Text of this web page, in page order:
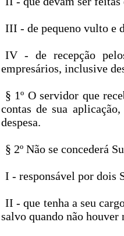
III - de pequeno vulto e
IV - de recepção
empresários, inclusive
§ 1º O servidor que
contas de sua
despesa.
§ 2º Não se concederá
I - responsável por dois
II - que tenha a seu
salvo quando não